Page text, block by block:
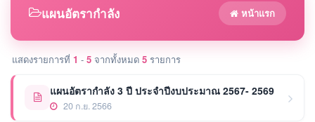
แผนอัตรากำลัง หน้าแรก
แสดงรายการที่ 1 - 5 จากทั้งหมด 5 รายการ
แผนอัตรากำลัง 3 ปี ประจำปีงบประมาณ 2567- 2569
20 ก.ย. 2566